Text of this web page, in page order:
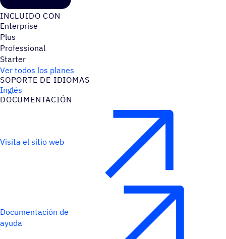
INCLUIDO CON
Enterprise
Plus
Professional
Starter
Ver todos los planes
SOPORTE DE IDIOMAS
Inglés
DOCU­MEN­TA­CIÓN
Visita el sitio web
Documentación de
ayuda